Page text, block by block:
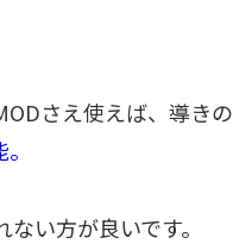
さえ使えば、導きの
い方が良いです。